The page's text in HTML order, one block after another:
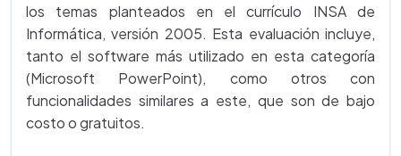
los temas planteados en el currículo INSA de
Informática, versión 2005. Esta evaluación incluye,
tanto el software más utilizado en esta categoría
(Microsoft PowerPoint), como otros con
funcionalidades similares a este, que son de bajo
costo o gratuitos.